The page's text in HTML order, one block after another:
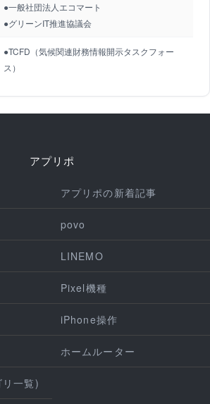
●一般社団法人エコマート
●グリーンIT推進協議会
●TCFD（気候関連財務情報開示タスクフォー
ス）
アプリポ
アプリポの新着記事
povo
LINEMO
Pixel機種
iPhone操作
ホームルーター
一覧)